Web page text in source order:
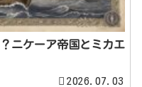
ニケーア帝国とミカエ
2026.07.03